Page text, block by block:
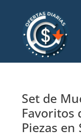
Set de
Favoritos
Piezas en